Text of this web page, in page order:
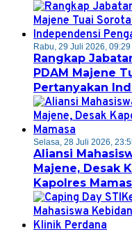
Rabu, 29 Juli 2026, 09:29
Rangkap
PDAM Majene
Pertanyakan
Selasa, 28 Juli 2026,
Aliansi
Majene, Desak
Kapolres